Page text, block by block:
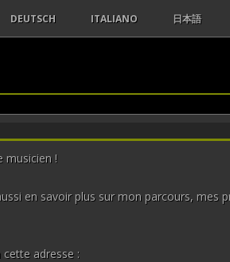
MUSIQUES CLASSIQUES
MUSIQUES CONTEMPORAINES
VIDÉOS JUIN 2018
DEUTSCH ITALIANO 日本語
musicien !
en savoir plus sur mon parcours, mes
adresse :